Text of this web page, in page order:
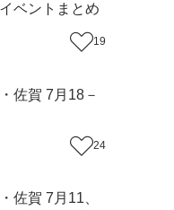
ベントまとめ
19
佐賀 7月18－
24
佐賀 7月11、